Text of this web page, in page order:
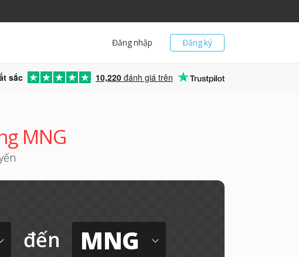
Đăng ký
Đăng nhập
sắc 10,220 đánh giá trên
MNG
đến MNG